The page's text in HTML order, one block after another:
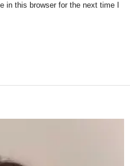
in this browser for the next time I